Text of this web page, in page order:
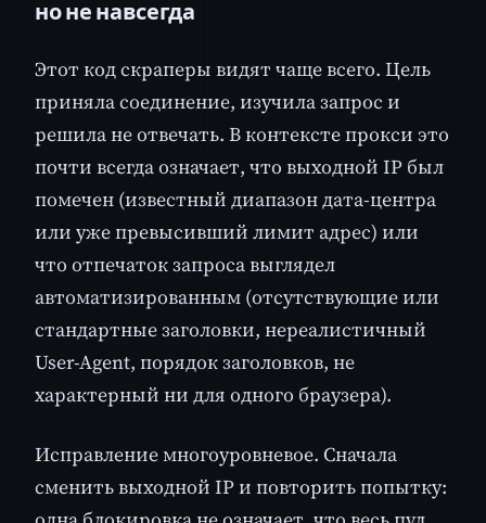
но не навсегда
Этот код скраперы видят чаще всего. Цель
приняла соединение, изучила запрос и
решила не отвечать. В контексте прокси это
почти всегда означает, что выходной IP был
помечен (известный диапазон дата-центра
или уже превысивший лимит адрес) или
что отпечаток запроса выглядел
автоматизированным (отсутствующие или
стандартные заголовки, нереалистичный
User-Agent, порядок заголовков, не
характерный ни для одного браузера).
Исправление многоуровневое. Сначала
сменить выходной IP и повторить попытку: